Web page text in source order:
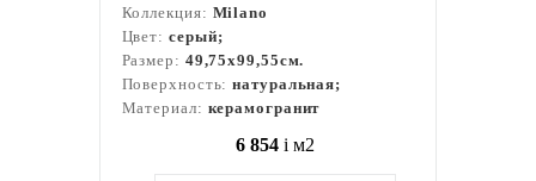
Коллекция: Milano
Цвет: серый;
Размер: 49,75x99,55см.
Поверхность:натуральная;
Материал: керамогранит
6 854 i м2